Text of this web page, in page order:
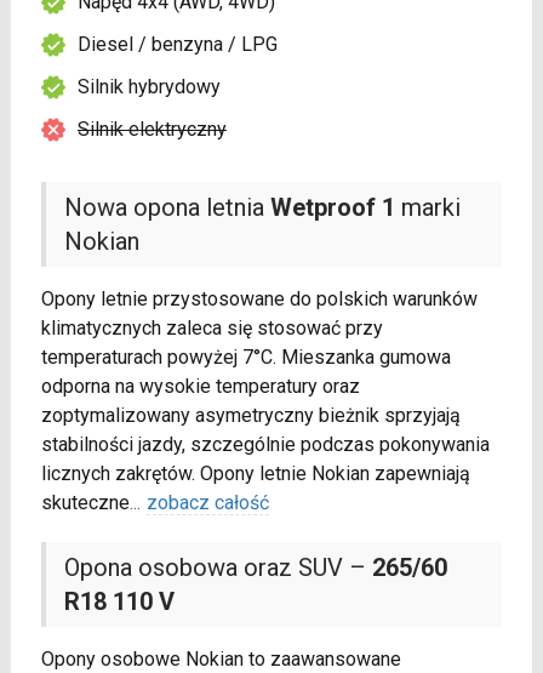
Nowa opona letnia Wetproof 1 marki
Nokian
Opony letnie przystosowane do polskich warunków
klimatycznych zaleca się stosować przy
temperaturach powyżej 7°C. Mieszanka gumowa
odporna na wysokie temperatury oraz
zoptymalizowany asymetryczny bieżnik sprzyjają
stabilności jazdy, szczególnie podczas pokonywania
licznych zakrętów. Opony letnie Nokian zapewniają
skuteczne... zobacz całość
Opona osobowa oraz SUV – 265/60
R18 110 V
Opony osobowe Nokian to zaawansowane
Diesel / benzyna / LPG
Silnik hybrydowy
Silnik elektryczny